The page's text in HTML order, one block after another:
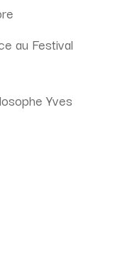
au Festival
Yves